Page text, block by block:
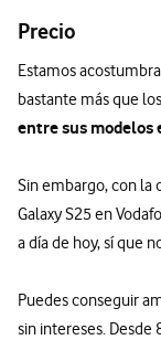
Precio
Estamos
bastante más que
entre sus modelos
Sin embargo, con la
Galaxy S25 en
a día de hoy, sí que
Puedes conseguir
sin intereses. Desde